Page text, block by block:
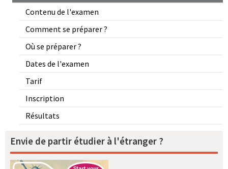
Contenu de l'examen
Comment se préparer ?
Où se préparer ?
Dates de l'examen
Tarif
Inscription
Résultats
Envie de partir étudier à l'étranger ?